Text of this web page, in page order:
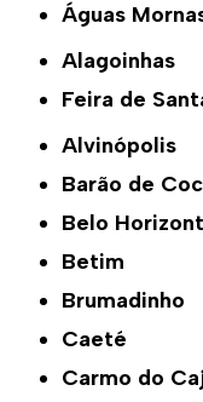
Águas
Alagoinhas
Feira de
Alvinópolis
Barão de
Belo
Betim
Brumadinho
Caeté
Carmo do